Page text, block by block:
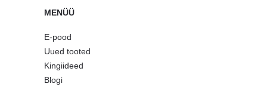
MENÜÜ
E-pood
Uued tooted
Kingiideed
Blogi